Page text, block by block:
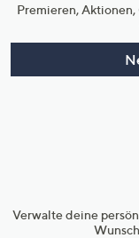
Premieren,
Verwalte deine